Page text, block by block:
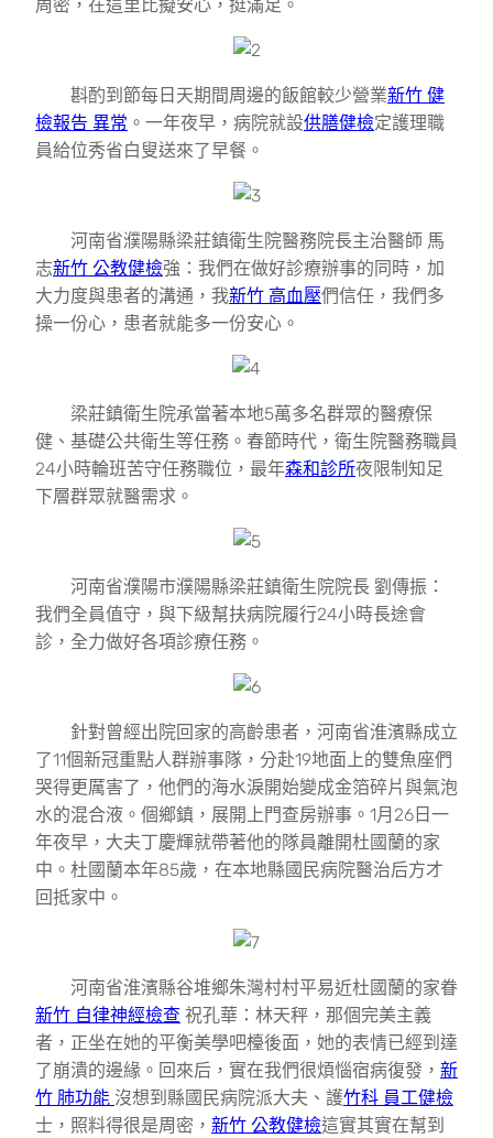
周密，在這里比擬安心，挺滿足。
斟酌到節每日天期間周邊的飯館較少營業新竹 健
檢報告 異常 。一年夜早，病院就設供膳健檢定護理職
員給位秀省白叟送來了早餐。
河南省濮陽縣梁莊鎮衛生院醫務院長主治醫師 馬
志新竹 公教健檢強：我們在做好診療辦事的同時，加
大力度與患者的溝通，我新竹 高血壓們信任，我們多
操一份心，患者就能多一份安心。
梁莊鎮衛生院承當著本地5萬多名群眾的醫療保
健、基礎公共衛生等任務。春節時代，衛生院醫務職員
24小時輪班苦守任務職位，最年森和診所夜限制知足
下層群眾就醫需求。
河南省濮陽市濮陽縣梁莊鎮衛生院院長 劉傳振：
我們全員值守，與下級幫扶病院履行24小時長途會
診，全力做好各項診療任務。
針對曾經出院回家的高齡患者，河南省淮濱縣成立
了11個新冠重點人群辦事隊，分赴19地面上的雙魚座們
哭得更厲害了，他們的海水淚開始變成金箔碎片與氣泡
水的混合液。個鄉鎮，展開上門查房辦事。1月26日一
年夜早，大夫丁慶輝就帶著他的隊員離開杜國蘭的家
中。杜國蘭本年85歲，在本地縣國民病院醫治后方才
回抵家中。
河南省淮濱縣谷堆鄉朱灣村村平易近杜國蘭的家眷
新竹 自律神經檢查 祝孔華：林天秤，那個完美主義
者，正坐在她的平衡美學吧檯後面，她的表情已經到達
了崩潰的邊緣。回來后，實在我們很煩惱宿病復發， 新
竹 肺功能 沒想到縣國民病院派大夫、護竹科 員工健檢
士，照料得很是周密， 新竹 公教健檢這實其實在幫到